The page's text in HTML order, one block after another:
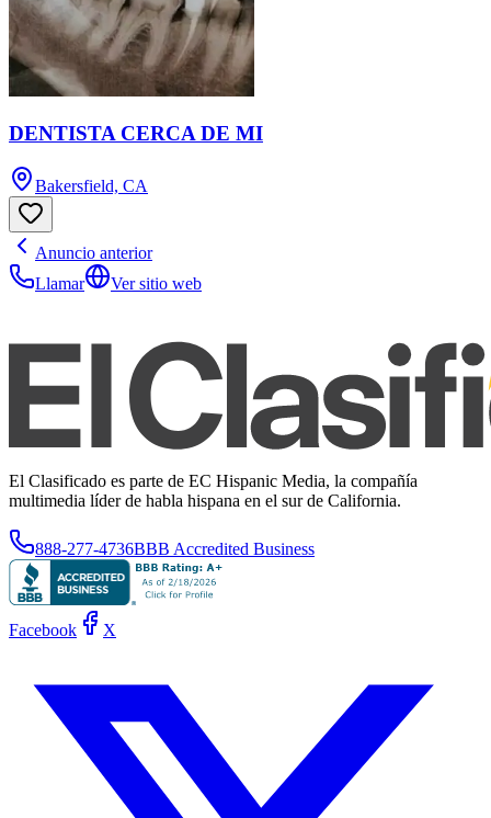
DENTISTA CERCA DE MI
Bakersfield, CA
Anuncio anterior
Llamar
Ver sitio web
El Clasificado es parte de EC Hispanic Media, la compañía
multimedia líder de habla hispana en el sur de California.
888-277-4736BBB Accredited Business
Facebook X